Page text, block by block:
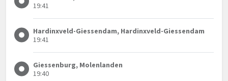
19:41
Hardinxveld-Giessendam, Hardinxveld-Giessendam
19:41
Giessenburg, Molenlanden
19:40